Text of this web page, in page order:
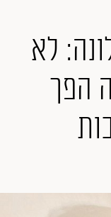
לא
הפך